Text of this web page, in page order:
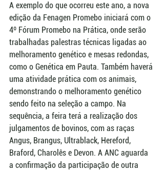
A exemplo do que ocorreu este ano, a nova
edição da Fenagen Promebo iniciará com o
4º Fórum Promebo na Prática, onde serão
trabalhadas palestras técnicas ligadas ao
melhoramento genético e mesas redondas,
como o Genética em Pauta. Também haverá
uma atividade prática com os animais,
demonstrando o melhoramento genético
sendo feito na seleção a campo. Na
sequência, a feira terá a realização dos
julgamentos de bovinos, com as raças
Angus, Brangus, Ultrablack, Hereford,
Braford, Charolês e Devon. A ANC aguarda
a confirmação da participação de outra